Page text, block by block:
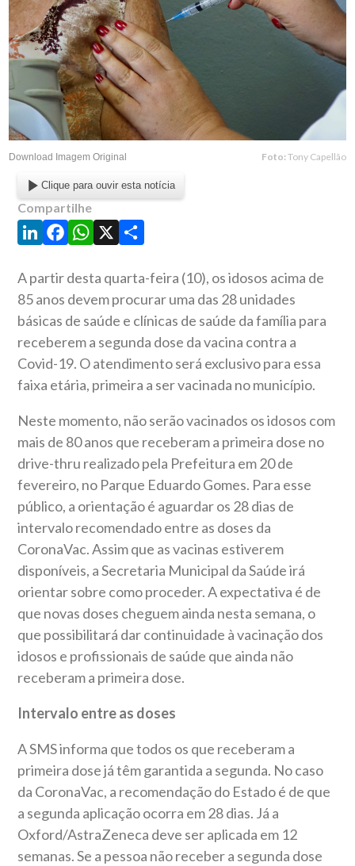
Download Imagem Original Foto: Tony Capellão
Clique para ouvir esta notícia
Compartilhe
LinkedIn
Facebook
WhatsApp
X Share
A partir desta quarta-feira (10), os idosos acima de
85 anos devem procurar uma das 28 unidades
básicas de saúde e clínicas de saúde da família para
receberem a segunda dose da vacina contra a
Covid-19. O atendimento será exclusivo para essa
faixa etária, primeira a ser vacinada no município.
Neste momento, não serão vacinados os idosos com
mais de 80 anos que receberam a primeira dose no
drive-thru realizado pela Prefeitura em 20 de
fevereiro, no Parque Eduardo Gomes. Para esse
público, a orientação é aguardar os 28 dias de
intervalo recomendado entre as doses da
CoronaVac. Assim que as vacinas estiverem
disponíveis, a Secretaria Municipal da Saúde irá
orientar sobre como proceder. A expectativa é de
que novas doses cheguem ainda nesta semana, o
que possibilitará dar continuidade à vacinação dos
idosos e profissionais de saúde que ainda não
receberam a primeira dose.
Intervalo entre as doses
A SMS informa que todos os que receberam a
primeira dose já têm garantida a segunda. No caso
da CoronaVac, a recomendação do Estado é de que
a segunda aplicação ocorra em 28 dias. Já a
Oxford/AstraZeneca deve ser aplicada em 12
semanas. Se a pessoa não receber a segunda dose